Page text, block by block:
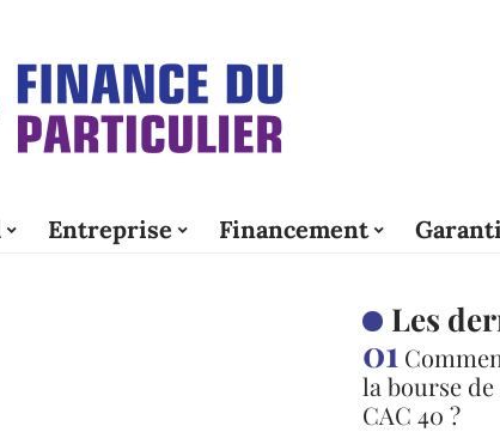
Entreprise Financement
Les
la bourse
CAC 40 ?